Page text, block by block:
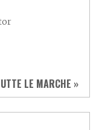
LE MARCHE »